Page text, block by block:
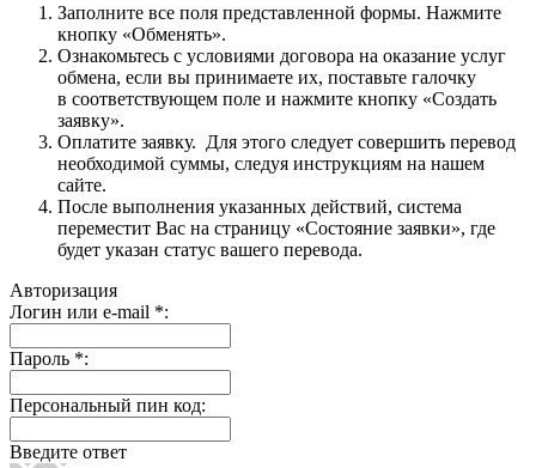
Заполните все поля представленной формы. Нажмите
кнопку «Обменять».
Ознакомьтесь с условиями договора на оказание услуг
обмена, если вы принимаете их, поставьте галочку
в соответствующем поле и нажмите кнопку «Создать
заявку».
Оплатите заявку. Для этого следует совершить перевод
необходимой суммы, следуя инструкциям на нашем
сайте.
После выполнения указанных действий, система
переместит Вас на страницу «Состояние заявки», где
будет указан статус вашего перевода.
Авторизация
Логин или e-mail *:
Пароль *:
Персональный пин код:
Введите ответ